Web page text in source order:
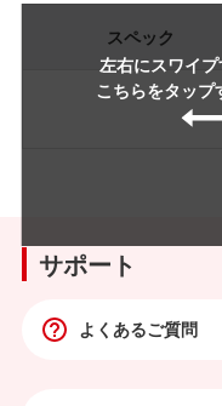
左右にスワイプ
こちらをタップ
スペック
サポート
よくあるご質問